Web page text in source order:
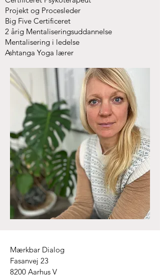
Projekt og Procesleder
Big Five Certificeret
2 årig Mentaliseringsuddannelse
Mentalisering i ledelse
Ashtanga Yoga lærer
Mærkbar Dialog
Fasanvej 23
8200 Aarhus V